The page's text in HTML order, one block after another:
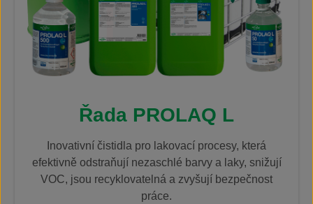
Řada PROLAQ L
Inovativní čistidla pro lakovací procesy, která
efektivně odstraňují nezaschlé barvy a laky, snižují
VOC, jsou recyklovatelná a zvyšují bezpečnost
práce.